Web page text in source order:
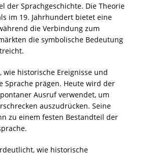
der Sprachgeschichte. Die Theorie
im 19. Jahrhundert bietet eine
die Verbindung zum
die symbolische Bedeutung
wie historische Ereignisse und
Sprache prägen. Heute wird der
Ausruf verwendet, um
auszudrücken. Seine
zu einem festen Bestandteil der
wie historische